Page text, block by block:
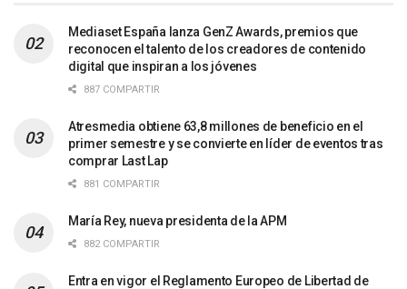
Mediaset España lanza GenZ Awards, premios que
reconocen el talento de los creadores de contenido
digital que inspiran a los jóvenes
887 COMPARTIR
Atresmedia obtiene 63,8 millones de beneficio en el
primer semestre y se convierte en líder de eventos tras
comprar Last Lap
881 COMPARTIR
María Rey, nueva presidenta de la APM
882 COMPARTIR
Entra en vigor el Reglamento Europeo de Libertad de